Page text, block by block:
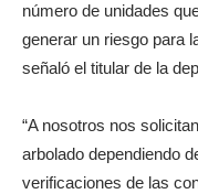
número de unidades
generar un riesgo para
señaló el titular de la
“A nosotros nos
arbolado dependiendo
verificaciones de las